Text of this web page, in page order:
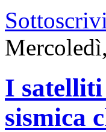
I satelliti
sismica